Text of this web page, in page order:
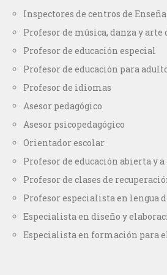
Inspectores de centros de
Profesor de música, danza y
Profesor de educación especial
Profesor de educación para
Profesor de idiomas
Asesor pedagógico
Asesor psicopedagógico
Orientador escolar
Profesor de educación abierta y
Profesor de clases de
Profesor especialista en lengua
Especialista en diseño y
Especialista en formación para